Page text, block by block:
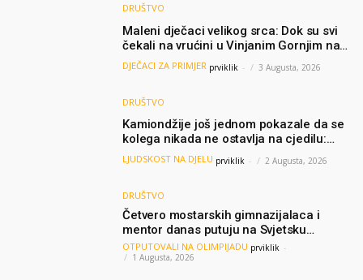
DRUŠTVO
Maleni dječaci velikog srca: Dok su svi
čekali na vrućini u Vinjanim Gornjim na
granici, Ljubi i Šime su dijelili vodu
putnicima
DJEČACI ZA PRIMJER prviklik - 3 Augusta, 2026
DRUŠTVO
Kamiondžije još jednom pokazale da se
kolega nikada ne ostavlja na cjedilu:
Priča iz Hamburga dirnula mnoge
LJUDSKOST NA DJELU prviklik - 2 Augusta, 2026
DRUŠTVO
Četvero mostarskih gimnazijalaca i
mentor danas putuju na Svjetsku
olimpijadu iz AI: Predstavljat će BiH
među najboljima na svijetu
OTPUTOVALI NA OLIMPIJADU prviklik -
1 Augusta, 2026